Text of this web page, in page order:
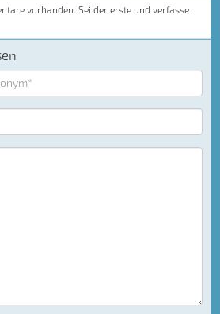
vorhanden. Sei der erste und verfasse